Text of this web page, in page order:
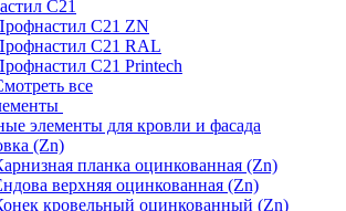
C21
С21 ZN
С21 RAL
С21 Printech
все
элементы для кровли и фасада
(Zn)
планка оцинкованная (Zn)
верхняя оцинкованная (Zn)
кровельный оцинкованный (Zn)